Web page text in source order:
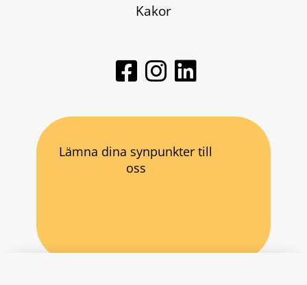
Kakor
Lämna dina synpunkter till
oss